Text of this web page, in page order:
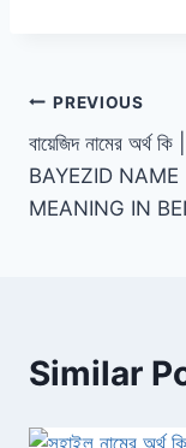
Post
navigation
PREVIOUS
বায়েজিদ নামের অর্থ কি |
BAYEZID NAME
MEANING IN
Similar